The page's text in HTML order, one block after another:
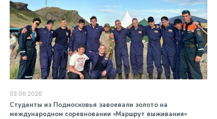
03.06.2026
️Студенты из Подмосковья завоевали золото на
международном соревновании «Маршрут выживания»